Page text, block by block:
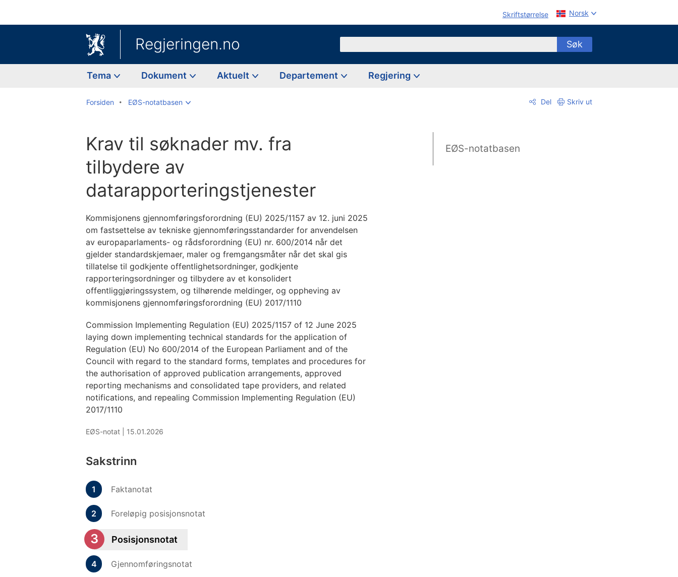
Skriftstørrelse Norsk
Regjeringen.no Søk
Tema Dokument Aktuelt Departement Regjering
Forsiden EØS-notatbasen Del Skriv ut
Krav til søknader mv. fra
tilbydere av
datarapporteringstjenester
Kommisjonens gjennomføringsforordning (EU) 2025/1157 av 12. juni 2025
om fastsettelse av tekniske gjennomføringsstandarder for anvendelsen
av europaparlaments- og rådsforordning (EU) nr. 600/2014 når det
gjelder standardskjemaer, maler og fremgangsmåter når det skal gis
tillatelse til godkjente offentlighetsordninger, godkjente
rapporteringsordninger og tilbydere av et konsolidert
offentliggjøringssystem, og tilhørende meldinger, og oppheving av
kommisjonens gjennomføringsforordning (EU) 2017/1110
Commission Implementing Regulation (EU) 2025/1157 of 12 June 2025
laying down implementing technical standards for the application of
Regulation (EU) No 600/2014 of the European Parliament and of the
Council with regard to the standard forms, templates and procedures for
the authorisation of approved publication arrangements, approved
reporting mechanisms and consolidated tape providers, and related
notifications, and repealing Commission Implementing Regulation (EU)
2017/1110
EØS-notat | 15.01.2026
Sakstrinn
Faktanotat
Foreløpig posisjonsnotat
Posisjonsnotat
Gjennomføringsnotat
EØS-notatbasen